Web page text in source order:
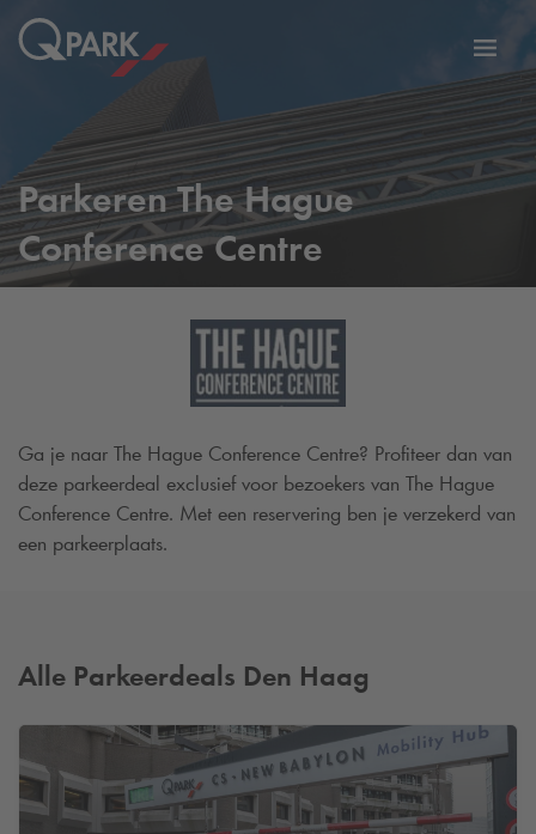
Parkeren The Hague
Conference Centre
Ga je naar The Hague Conference Centre? Profiteer dan van
deze parkeerdeal exclusief voor bezoekers van The Hague
Conference Centre. Met een reservering ben je verzekerd van
een parkeerplaats.
Alle Parkeerdeals Den Haag